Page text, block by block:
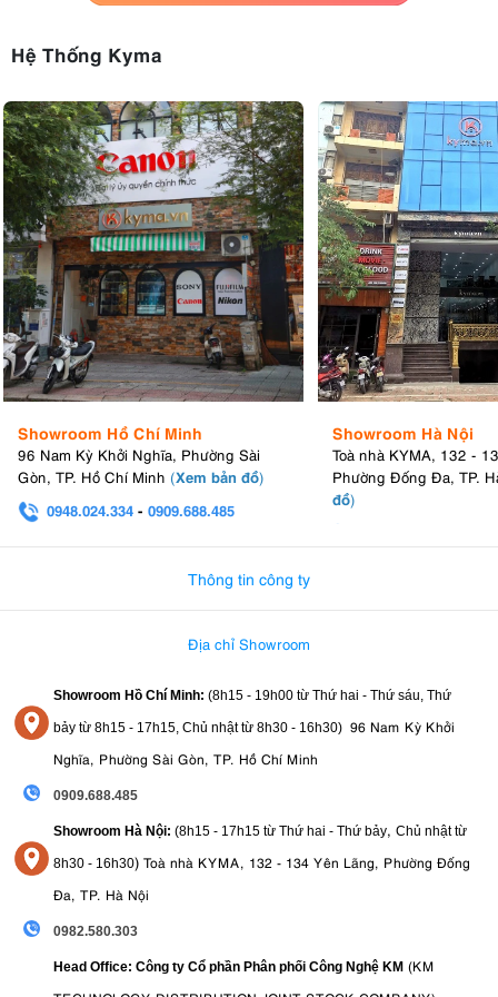
EOS R100 có EVF OLED 0,39inch có độ chính xác cao với khoảng
màu sắc gần đúng 100% của chủ thể.
Có lẽ một trong những tính năng linh hoạt nhất dành cho nhiếp ảnh
gia mới trên R100 là những gì Canon gọi là Creative Assist và
Creative Filters. Các thiết lập này cho phép bạn áp dụng một số
hiệu ứng nhất định cho ảnh của mình trong máy ảnh, chẳng hạn
như "Background Blur", "Brightness" và "Saturation" để bạn xem
theo thời gian thực trên màn hình xem trực tiếp. Đối với các nhiếp
ảnh gia mới làm quen với chỉnh sửa ảnh, điều này có thể cung cấp
cho bạn khả năng tạo ra một số hiệu ứng tuyệt vời trong máy ảnh.
Bạn thậm chí có thể sử dụng các hiệu ứng này để xem trước một
bản chỉnh sửa nhất định sẽ trông như thế nào trên ảnh của mình.
3.8. Kết nối tiện lợi
Hệ Thống Kyma
Showroom Hồ Chí Minh
96 Nam Kỳ Khởi Nghĩa, Phường Sài
Gòn, TP. Hồ Chí Minh (Xem bản đồ)
0948.024.334 - 0909.688.485
Showroom Hà Nội
Toà nhà KYMA, 132 -
Phường Đống Đa, TP.
đồ)
Thông tin công ty
Địa chỉ Showroom
Showroom Hồ Chí Minh: (8h15 - 19h00 từ Thứ hai - Thứ sáu, Thứ
bảy từ 8h15 - 17h15, Chủ nhật từ 8h30 - 16h30) 96 Nam Kỳ Khởi
Nghĩa, Phường Sài Gòn, TP. Hồ Chí Minh
0909.688.485
Showroom Hà Nội: (8h15 - 17h15 từ Thứ hai - Thứ bảy, Chủ nhật từ
8h30 - 16h30) Toà nhà KYMA, 132 - 134 Yên Lãng, Phường Đống
Đa, TP. Hà Nội
0982.580.303
Head Office: Công ty Cổ phần Phân phối Công Nghệ KM (KM